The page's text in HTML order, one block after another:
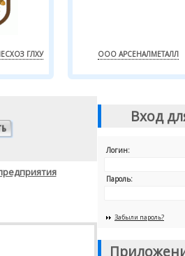
ГЛХУ ООО АРСЕНАЛМЕТАЛЛ
Вход
Логин:
Пароль:
Забыли пароль?